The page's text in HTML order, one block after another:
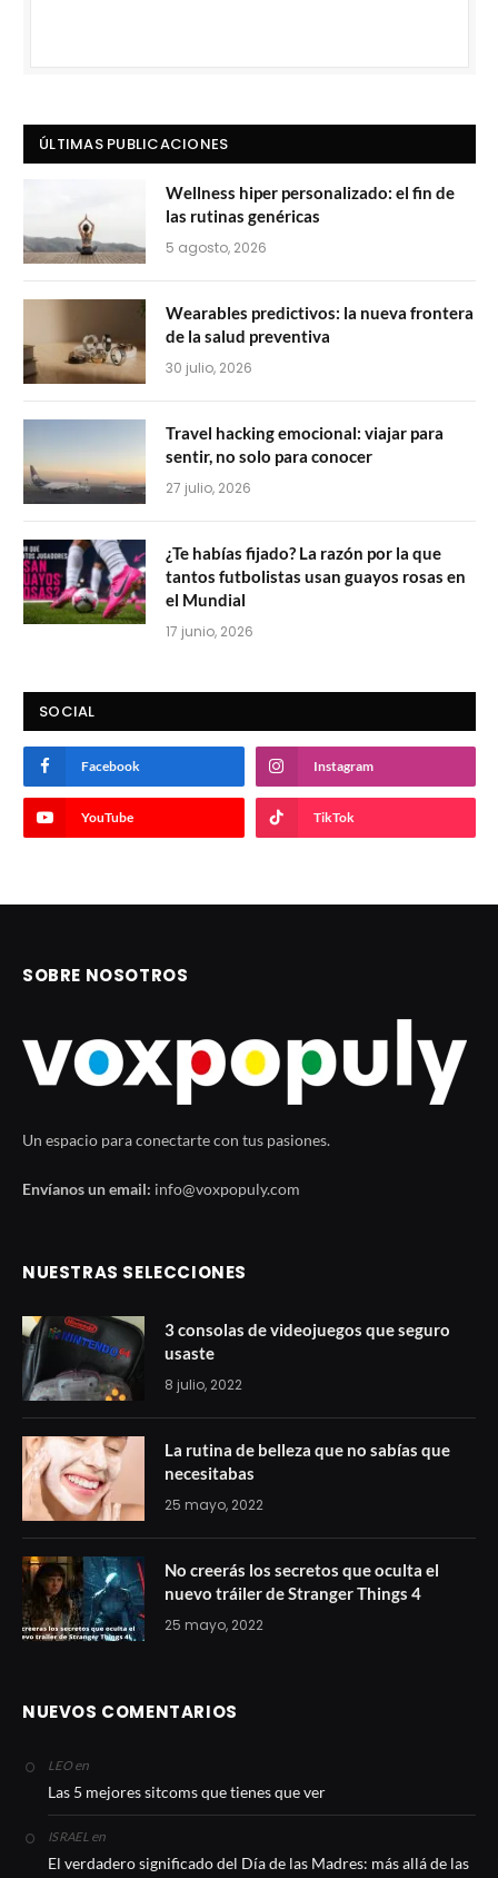
ÚLTIMAS PUBLICACIONES
Wellness hiper personalizado: el fin de
las rutinas genéricas
5 agosto, 2026
Wearables predictivos: la nueva frontera
de la salud preventiva
30 julio, 2026
Travel hacking emocional: viajar para
sentir, no solo para conocer
27 julio, 2026
¿Te habías fijado? La razón por la que
tantos futbolistas usan guayos rosas en
el Mundial
17 junio, 2026
SOCIAL
Facebook Instagram
YouTube TikTok
SOBRE NOSOTROS
Un espacio para conectarte con tus pasiones.
Envíanos un email: info@voxpopuly.com
NUESTRAS SELECCIONES
3 consolas de videojuegos que seguro
usaste
8 julio, 2022
La rutina de belleza que no sabías que
necesitabas
25 mayo, 2022
No creerás los secretos que oculta el
nuevo tráiler de Stranger Things 4
25 mayo, 2022
NUEVOS COMENTARIOS
LEOen
Las 5 mejores sitcoms que tienes que ver
ISRAELen
El verdadero significado del Día de las Madres: más allá de las